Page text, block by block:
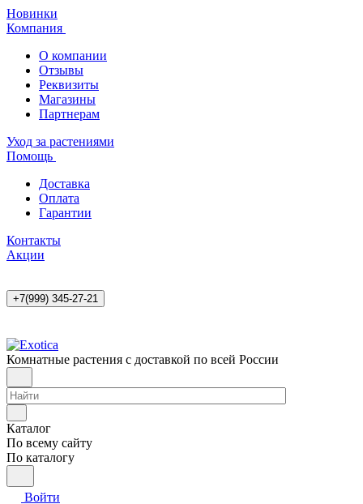
Новинки
Компания
О компании
Отзывы
Реквизиты
Магазины
Партнерам
Уход за растениями
Помощь
Доставка
Оплата
Гарантии
Контакты
Акции
+7(999) 345-27-21
Комнатные растения с доставкой по всей России
Каталог
По всему сайту
По каталогу
Войти